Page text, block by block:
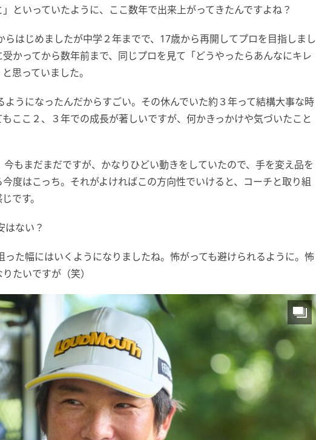
といっていたように、ここ数年で出来上がってきたんですよね？
らはじめましたが中学２年までで、17歳から再開してプロを目指しまし
かってから数年前まで、同じプロを見て「どうやったらあんなにキレ
思っていました。
ようになったんだからすごい。その休んでいた約３年って結構大事な時
ここ２、３年での成長が著しいですが、何かきっかけや気づいたこと
今もまだまだですが、かなりひどい動きをしていたので、手を変え品を
度はこっち。それがよければこの方向性でいけると、コーチと取り組
です。
はない？
った幅にはいくようになりましたね。怖がっても避けられるように。怖
たいですが（笑）